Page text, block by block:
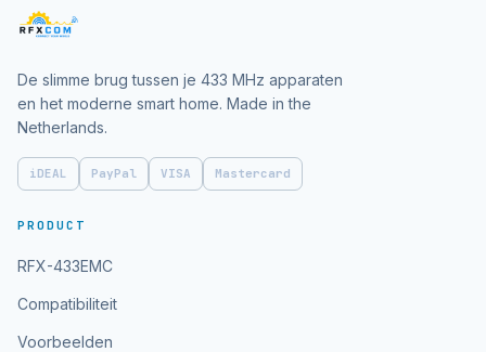
De slimme brug tussen je 433 MHz apparaten
en het moderne smart home. Made in the
Netherlands.
iDEAL PayPal VISA Mastercard
PRODUCT
RFX-433EMC
Compatibiliteit
Voorbeelden